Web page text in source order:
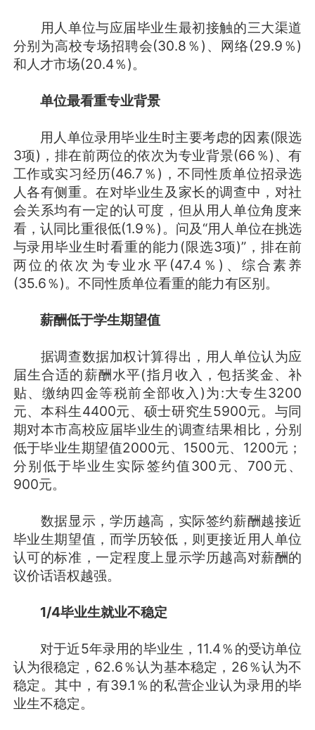
用人单位与应届毕业生最初接触的三大渠道
分别为高校专场招聘会(30.8％)、网络(29.9％)
和人才市场(20.4％)。
单位最看重专业背景
用人单位录用毕业生时主要考虑的因素(限选
3项)，排在前两位的依次为专业背景(66％)、有
工作或实习经历(46.7％)，不同性质单位招录选
人各有侧重。在对毕业生及家长的调查中，对社
会关系均有一定的认可度，但从用人单位角度来
看，认同比重很低(1.9％)。问及“用人单位在挑选
与录用毕业生时看重的能力(限选3项)”，排在前
两位的依次为专业水平(47.4％)、综合素养
(35.6％)。不同性质单位看重的能力有区别。
薪酬低于学生期望值
据调查数据加权计算得出，用人单位认为应
届生合适的薪酬水平(指月收入，包括奖金、补
贴、缴纳四金等税前全部收入)为:大专生3200
元、本科生4400元、硕士研究生5900元。与同
期对本市高校应届毕业生的调查结果相比，分别
低于毕业生期望值2000元、1500元、1200元；
分别低于毕业生实际签约值300元、700元、
900元。
数据显示，学历越高，实际签约薪酬越接近
毕业生期望值，而学历较低，则更接近用人单位
认可的标准，一定程度上显示学历越高对薪酬的
议价话语权越强。
1/4毕业生就业不稳定
对于近5年录用的毕业生，11.4％的受访单位
认为很稳定，62.6％认为基本稳定，26％认为不
稳定。其中，有39.1％的私营企业认为录用的毕
业生不稳定。